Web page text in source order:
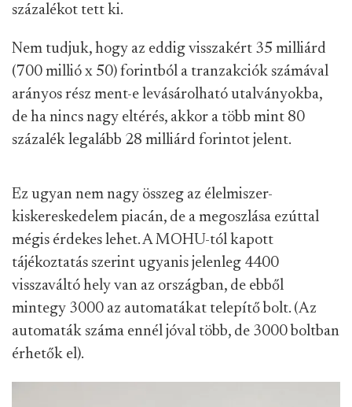
százalékot tett ki.
Nem tudjuk, hogy az eddig visszakért 35 milliárd
(700 millió x 50) forintból a tranzakciók számával
arányos rész ment-e levásárolható utalványokba,
de ha nincs nagy eltérés, akkor a több mint 80
százalék legalább 28 milliárd forintot jelent.
Ez ugyan nem nagy összeg az élelmiszer-
kiskereskedelem piacán, de a megoszlása ezúttal
mégis érdekes lehet. A MOHU-tól kapott
tájékoztatás szerint ugyanis jelenleg 4400
visszaváltó hely van az országban, de ebből
mintegy 3000 az automatákat telepítő bolt. (Az
automaták száma ennél jóval több, de 3000 boltban
érhetők el).